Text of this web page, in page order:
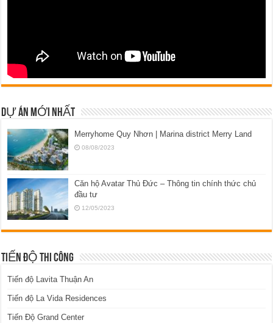
DỰ ÁN MỚI NHẤT
Merryhome Quy Nhơn | Marina district Merry Land
08/08/2023
Căn hộ Avatar Thủ Đức – Thông tin chính thức chủ
đầu tư
12/05/2023
TIẾN ĐỘ THI CÔNG
Tiến độ Lavita Thuận An
Tiến độ La Vida Residences
Tiến Độ Grand Center